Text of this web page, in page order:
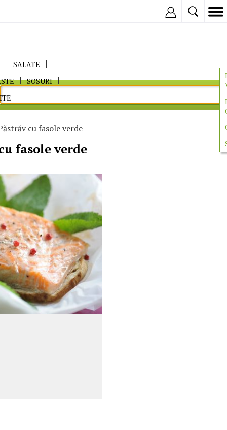
SALATE
SOSURI
cu fasole verde
fasole verde